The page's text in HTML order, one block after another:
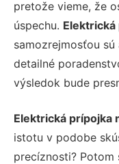
pretože vieme, že
úspechu. Elektrická
samozrejmosťou
detailné
výsledok bude
Elektrická prípojka
istotu v podobe
precíznosti? Potom